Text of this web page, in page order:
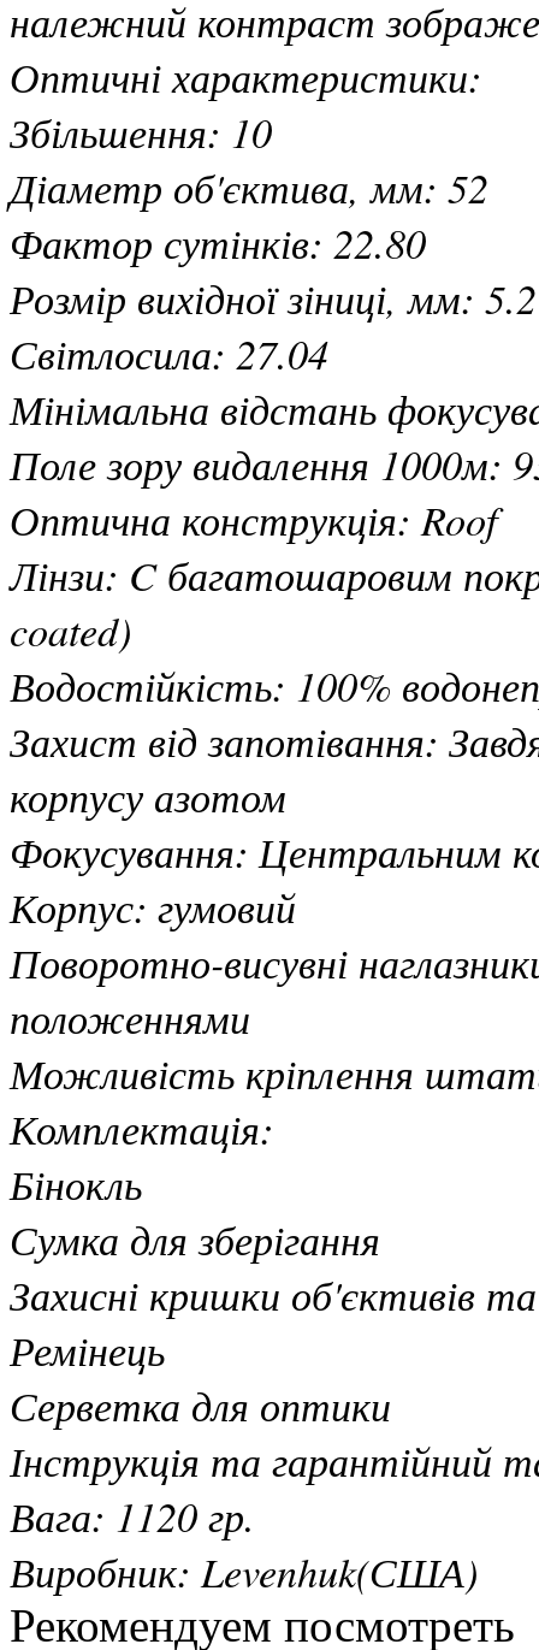
належний контраст
Оптичні характеристики:
Збільшення: 10
Діаметр об'єктива, мм: 52
Фактор сутінків: 22.80
Розмір вихідної зіниці, мм: 5.2
Світлосила: 27.04
Мінімальна відстань
Поле зору видалення 1000м:
Оптична конструкція: Roof
Лінзи: C багатошаровим
coated)
Водостійкість: 100%
Захист від запотівання:
корпусу азотом
Фокусування: Центральним
Корпус: гумовий
Поворотно-висувні
положеннями
Можливість кріплення
Комплектація:
Бінокль
Сумка для зберігання
Захисні кришки об'єктивів та
Ремінець
Серветка для оптики
Інструкція та гарантійний
Вага: 1120 гр.
Виробник: Levenhuk(США)
Рекомендуем посмотреть